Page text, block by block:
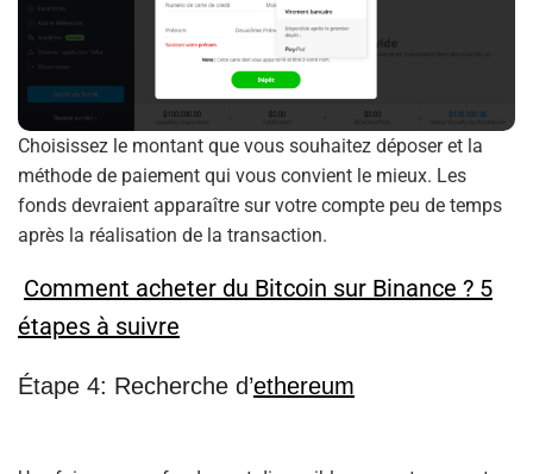
Choisissez le montant que vous souhaitez déposer et la
méthode de paiement qui vous convient le mieux. Les
fonds devraient apparaître sur votre compte peu de temps
après la réalisation de la transaction.
Comment acheter du Bitcoin sur Binance ? 5
étapes à suivre
Étape 4: Recherche d’ethereum